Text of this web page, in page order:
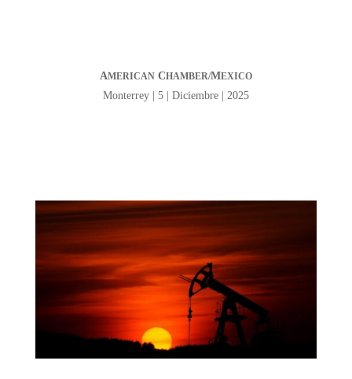
AMERICANCHAMBER/MEXICO
Monterrey | 5 | Diciembre | 2025